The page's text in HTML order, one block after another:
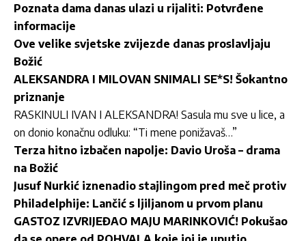
Poznata dama danas ulazi u rijaliti: Potvrđene
informacije
Ove velike svjetske zvijezde danas proslavljaju
Božić
ALEKSANDRA I MILOVAN SNIMALI SE*S! Šokantno
priznanje
RASKINULI IVAN I ALEKSANDRA! Sasula mu sve u lice, a
on donio konačnu odluku: “Ti mene ponižavaš…”
Terza hitno izbačen napolje: Davio Uroša – drama
na Božić
Jusuf Nurkić iznenadio stajlingom pred meč protiv
Philadelphije: Lančić s ljiljanom u prvom planu
GASTOZ IZVRIJEĐAO MAJU MARINKOVIĆ! Pokušao